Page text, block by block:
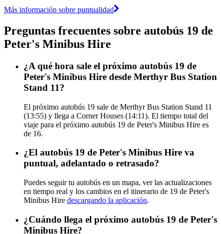
Más información sobre puntualidad
Preguntas frecuentes sobre autobús 19 de
Peter's Minibus Hire
¿A qué hora sale el próximo autobús 19 de
Peter's Minibus Hire desde Merthyr Bus Station
Stand 11?
El próximo autobús 19 sale de Merthyr Bus Station Stand 11
(13:55) y llega a Corner Houses (14:11). El tiempo total del
viaje para el próximo autobús 19 de Peter's Minibus Hire es
de 16.
¿El autobús 19 de Peter's Minibus Hire va
puntual, adelantado o retrasado?
Puedes seguir tu autobús en un mapa, ver las actualizaciones
en tiempo real y los cambios en el itinerario de 19 de Peter's
Minibus Hire descargando la aplicación.
¿Cuándo llega el próximo autobús 19 de Peter's
Minibus Hire?